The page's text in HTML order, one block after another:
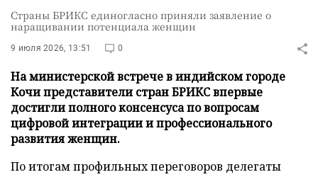
Страны БРИКС единогласно приняли заявление о
наращивании потенциала женщин
9 июля 2026, 13:51 0
На министерской встрече в индийском городе
Кочи представители стран БРИКС впервые
достигли полного консенсуса по вопросам
цифровой интеграции и профессионального
развития женщин.
По итогам профильных переговоров делегаты